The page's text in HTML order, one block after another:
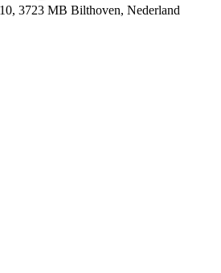
3723 MB Bilthoven, Nederland